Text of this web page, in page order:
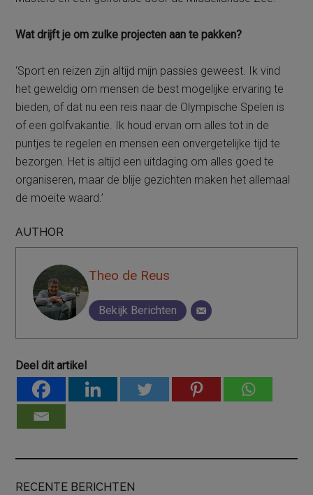
Wat drijft je om zulke projecten aan te pakken?
‘Sport en reizen zijn altijd mijn passies geweest. Ik vind
het geweldig om mensen de best mogelijke ervaring te
bieden, of dat nu een reis naar de Olympische Spelen is
of een golfvakantie. Ik houd ervan om alles tot in de
puntjes te regelen en mensen een onvergetelijke tijd te
bezorgen. Het is altijd een uitdaging om alles goed te
organiseren, maar de blije gezichten maken het allemaal
de moeite waard.’
AUTHOR
Theo de Reus
Bekijk Berichten
Deel dit artikel
RECENTE BERICHTEN